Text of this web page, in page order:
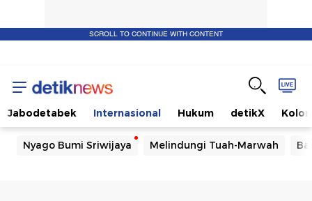
SCROLL TO CONTINUE WITH CONTENT
Jabodetabek Internasional Hukum detikX
Nyago Bumi Sriwijaya Melindungi Tuah-Marwah